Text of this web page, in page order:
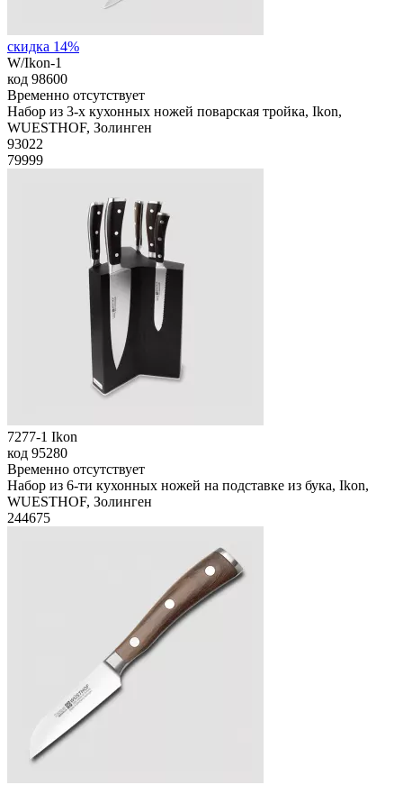
скидка 14%
W/Ikon-1
код 98600
Временно отсутствует
Набор из 3-х кухонных ножей поварская тройка, Ikon,
WUESTHOF, Золинген
93022
79999
7277-1 Ikon
код 95280
Временно отсутствует
Набор из 6-ти кухонных ножей на подставке из бука, Ikon,
WUESTHOF, Золинген
244675